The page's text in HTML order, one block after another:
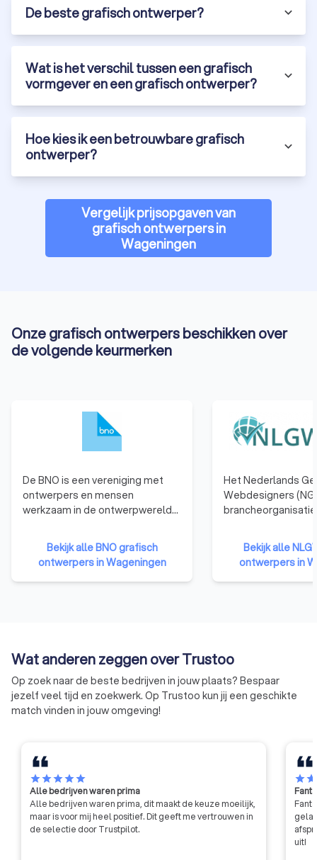
De beste grafisch ontwerper?
Wat is het verschil tussen een grafisch
vormgever en een grafisch ontwerper?
Hoe kies ik een betrouwbare grafisch
ontwerper?
Vergelijk prijsopgaven van
grafisch ontwerpers in
Wageningen
Onze grafisch ontwerpers beschikken over
de volgende keurmerken
De BNO is een vereniging met
ontwerpers en mensen
werkzaam in de ontwerpwereld
vertegenwoordigt en versterkt
ontwerpers in Nederland.
Bekijk alle BNO grafisch
ontwerpers in Wageningen
Het Nederlands
Webdesigners
die zijn
hebben namelijk
de nodige kennis,
vaardigheden te
gedragscode van
betekent dat ze
eigen gang kunnen
moeten voldoen
Bekijk alle
ontwerpers in
Wat anderen zeggen over Trustoo
Op zoek naar de beste bedrijven in jouw plaats? Bespaar
jezelf veel tijd en zoekwerk. Op Trustoo kun jij een geschikte
match vinden in jouw omgeving!
starstarstarstarstar
Alle bedrijven waren prima
Alle bedrijven waren prima, dit maakt de keuze moeilijk,
maar is voor mij heel positief. Dit geeft me vertrouwen in
de selectie door Trustpilot.
starstar
uit!